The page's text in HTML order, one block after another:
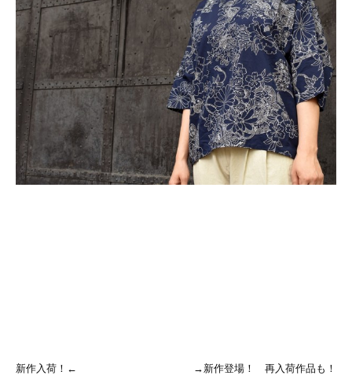
新作入荷！← →新作登場！ 再入荷作品も！